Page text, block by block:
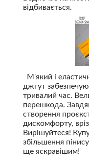
відбивається.
М'який і
джгут
тривалий час.
перешкода.
створення
дискомфорту,
Вирішуйтеся!
збільшення
ще яскравішим!